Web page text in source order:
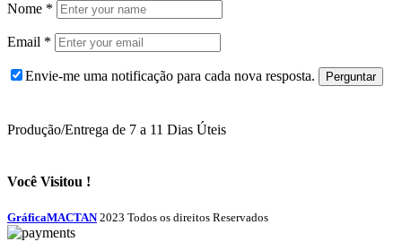
Nome *
Email *
Envie-me uma notificação para cada nova resposta.
Produção/Entrega de 7 a 11 Dias Úteis
Você Visitou !
GráficaMACTAN 2023 Todos os direitos Reservados